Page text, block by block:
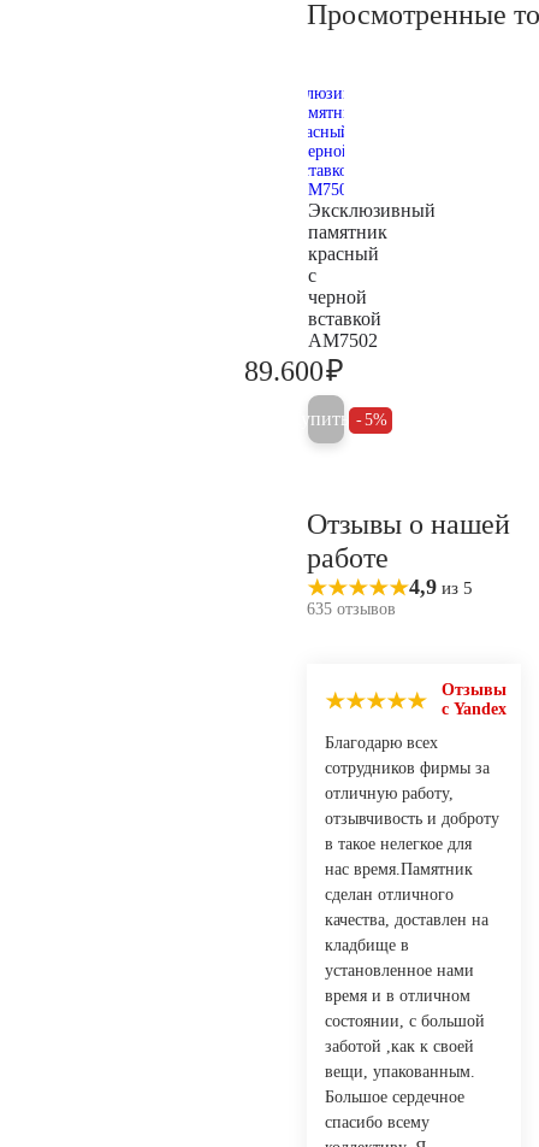
Просмотренные
Эксклюзивный
памятник
красный
с
черной
вставкой
AM7502
89.600₽
Купить 5%
Отзывы о нашей
работе
4,9 из 5
635 отзывов
Отзывы
с Yandex
Благодарю всех
сотрудников фирмы за
отличную работу,
отзывчивость и доброту
в такое нелегкое для
нас время.Памятник
сделан отличного
качества, доставлен на
кладбище в
установленное нами
время и в отличном
состоянии, с большой
заботой ,как к своей
вещи, упакованным.
Большое сердечное
спасибо всему